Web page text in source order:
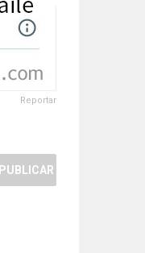
Reportar
PUBLICAR